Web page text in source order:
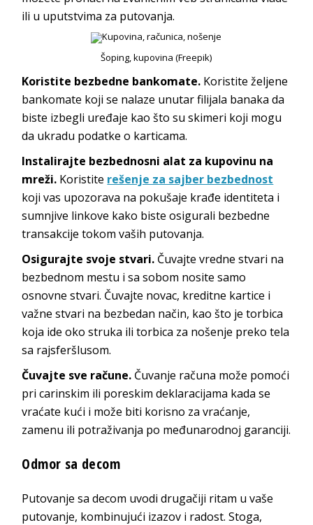
ili u uputstvima za putovanja.
Šoping, kupovina (Freepik)
Koristite bezbedne bankomate. Koristite željene
bankomate koji se nalaze unutar filijala banaka da
biste izbegli uređaje kao što su skimeri koji mogu
da ukradu podatke o karticama.
Instalirajte bezbednosni alat za kupovinu na
mreži. Koristite rešenje za sajber bezbednost
koji vas upozorava na pokušaje krađe identiteta i
sumnjive linkove kako biste osigurali bezbedne
transakcije tokom vaših putovanja.
Osigurajte svoje stvari. Čuvajte vredne stvari na
bezbednom mestu i sa sobom nosite samo
osnovne stvari. Čuvajte novac, kreditne kartice i
važne stvari na bezbedan način, kao što je torbica
koja ide oko struka ili torbica za nošenje preko tela
sa rajsferšlusom.
Čuvajte sve račune. Čuvanje računa može pomoći
pri carinskim ili poreskim deklaracijama kada se
vraćate kući i može biti korisno za vraćanje,
zamenu ili potraživanja po međunarodnoj garanciji.
Odmor sa decom
Putovanje sa decom uvodi drugačiji ritam u vaše
putovanje, kombinujući izazov i radost. Stoga,